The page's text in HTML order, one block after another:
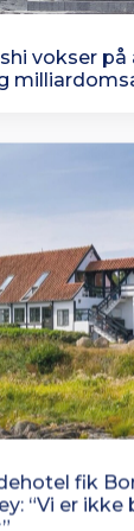
vokser
fik
“Vi er